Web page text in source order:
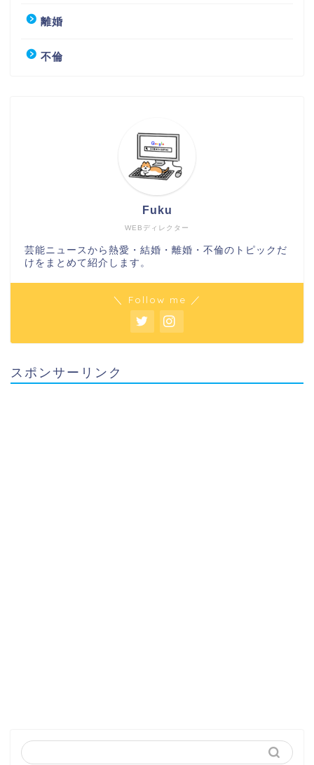
離婚
不倫
WEBディレクター
Fuku
芸能ニュースから熱愛・結婚・離婚・不倫のトピックだ
けをまとめて紹介します。
＼ Follow me ／
スポンサーリンク